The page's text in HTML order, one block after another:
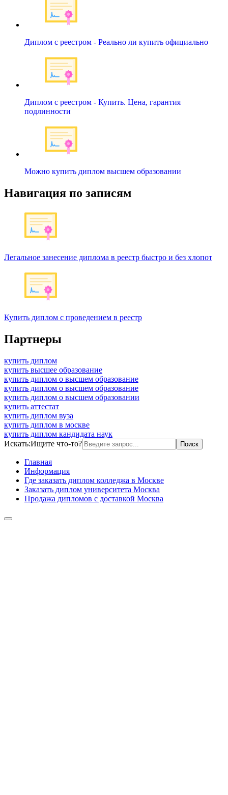
Диплом с реестром - Реально ли купить официально
Диплом с реестром - Купить. Цена, гарантия
подлинности
Можно купить диплом высшем образовании
Навигация по записям
Легальное занесение диплома в реестр быстро и без хлопот
Купить диплом с проведением в реестр
Партнеры
купить диплом
купить высшее образование
купить диплом о высшем образование
купить диплом о высшем образование
купить диплом о высшем образовании
купить аттестат
купить диплом вуза
купить диплом в москве
купить диплом кандидата наук
Искать:Ищите что-то?
Главная
Информация
Где заказать диплом колледжа в Москве
Заказать диплом университета Москва
Продажа дипломов с доставкой Москва